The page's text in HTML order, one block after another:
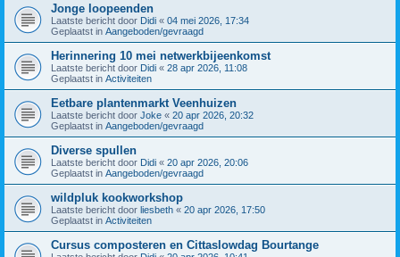
Jonge loopeenden
Laatste bericht door Didi « 04 mei 2026, 17:34
Geplaatst in Aangeboden/gevraagd
Herinnering 10 mei netwerkbijeenkomst
Laatste bericht door Didi « 28 apr 2026, 11:08
Geplaatst in Activiteiten
Eetbare plantenmarkt Veenhuizen
Laatste bericht door Joke « 20 apr 2026, 20:32
Geplaatst in Aangeboden/gevraagd
Diverse spullen
Laatste bericht door Didi « 20 apr 2026, 20:06
Geplaatst in Aangeboden/gevraagd
wildpluk kookworkshop
Laatste bericht door liesbeth « 20 apr 2026, 17:50
Geplaatst in Activiteiten
Cursus composteren en Cittaslowdag Bourtange